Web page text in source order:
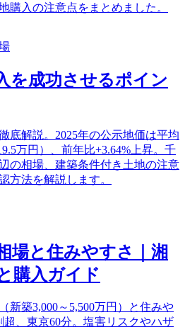
購入の注意点をまとめました。
を成功させるポイン
底解説。2025年の公示地価は平均
万円）、前年比+3.64%上昇。千
の相場、建築条件付き土地の注意
方法を解説します。
場と住みやすさ｜湘
購入ガイド
新築3,000～5,500万円）と住みや
、東京60分。塩害リスクやハザ